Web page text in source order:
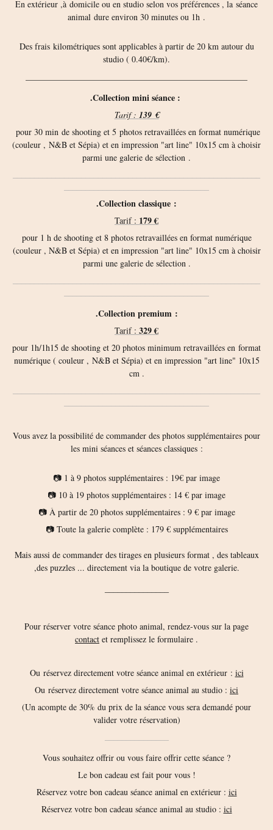
En extérieur ,à domicile ou en studio selon vos préférences , la séance
animal dure environ 30 minutes ou 1h .
Des frais kilométriques sont applicables à partir de 20 km autour du
studio ( 0.40€/km).
.Collection mini séance :
Tarif : 139 €
pour 30 min de shooting et 5 photos retravaillées en format numérique
(couleur , N&B et Sépia) et en impression "art line" 10x15 cm à choisir
parmi une galerie de sélection .
.Collection classique :
Tarif : 179 €
pour 1 h de shooting et 8 photos retravaillées en format numérique
(couleur , N&B et Sépia) et en impression "art line" 10x15 cm à choisir
parmi une galerie de sélection .
.Collection premium :
Tarif : 329 €
pour 1h/1h15 de shooting et 20 photos minimum retravaillées en format
numérique ( couleur , N&B et Sépia) et en impression "art line" 10x15
cm .
Vous avez la possibilité de commander des photos supplémentaires pour
les mini séances et séances classiques :
📷 1 à 9 photos supplémentaires : 19€ par image
📷 10 à 19 photos supplémentaires : 14 € par image
📷 À partir de 20 photos supplémentaires : 9 € par image
📷 Toute la galerie complète : 179 € supplémentaires
Mais aussi de commander des tirages en plusieurs format , des tableaux
,des puzzles ... directement via la boutique de votre galerie.
Pour réserver votre séance photo animal, rendez-vous sur la page
contact et remplissez le formulaire .
Ou réservez directement votre séance animal en extérieur : ici
Ou réservez directement votre séance animal au studio : ici
(Un acompte de 30% du prix de la séance vous sera demandé pour
valider votre réservation)
Vous souhaitez offrir ou vous faire offrir cette séance ?
Le bon cadeau est fait pour vous !
Réservez votre bon cadeau séance animal en extérieur : ici
Réservez votre bon cadeau séance animal au studio : ici